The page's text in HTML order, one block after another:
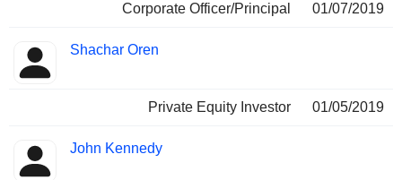
Corporate Officer/Principal 01/07/2019
Shachar Oren
Private Equity Investor 01/05/2019
John Kennedy